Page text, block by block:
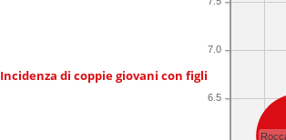
Incidenza di coppie giovani con figli
6.5
7.0